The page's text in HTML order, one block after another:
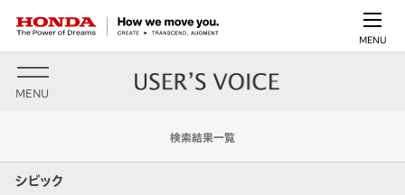
MENU
MENU
検索結果一覧
シビック